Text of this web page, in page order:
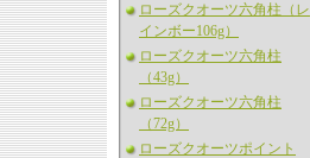
ローズクオーツ六角柱（レ
インボー106g）
ローズクオーツ六角柱
（43g）
ローズクオーツ六角柱
（72g）
ローズクオーツポイント